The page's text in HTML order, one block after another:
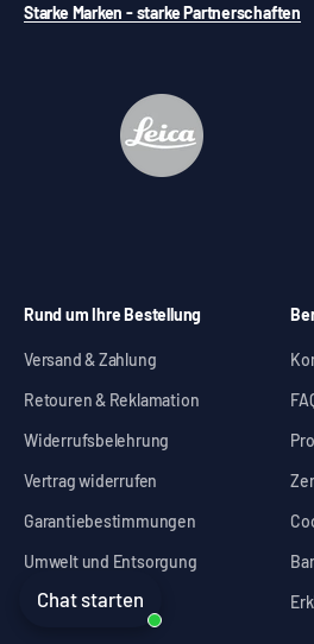
Chat starten
Starke Marken - starke Partnerschaften
Rund um Ihre Bestellung
Versand & Zahlung
Retouren & Reklamation
Widerrufsbelehrung
Vertrag widerrufen
Garantiebestimmungen
Umwelt und Entsorgung